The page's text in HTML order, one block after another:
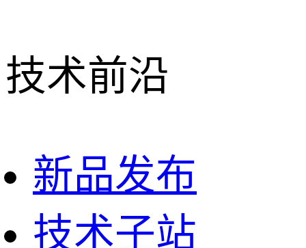
技术前沿
新品发布
技术子站